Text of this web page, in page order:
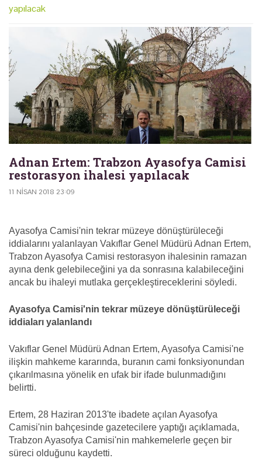
yapılacak
Adnan Ertem: Trabzon Ayasofya Camisi
restorasyon ihalesi yapılacak
11 NISAN 2018 23:09
Ayasofya Camisi'nin tekrar müzeye dönüştürüleceği
iddialarını yalanlayan Vakıflar Genel Müdürü Adnan Ertem,
Trabzon Ayasofya Camisi restorasyon ihalesinin ramazan
ayına denk gelebileceğini ya da sonrasına kalabileceğini
ancak bu ihaleyi mutlaka gerçekleştireceklerini söyledi.
Ayasofya Camisi'nin tekrar müzeye dönüştürüleceği
iddiaları yalanlandı
Vakıflar Genel Müdürü Adnan Ertem, Ayasofya Camisi'ne
ilişkin mahkeme kararında, buranın cami fonksiyonundan
çıkarılmasına yönelik en ufak bir ifade bulunmadığını
belirtti.
Ertem, 28 Haziran 2013'te ibadete açılan Ayasofya
Camisi'nin bahçesinde gazetecilere yaptığı açıklamada,
Trabzon Ayasofya Camisi'nin mahkemelerle geçen bir
süreci olduğunu kaydetti.